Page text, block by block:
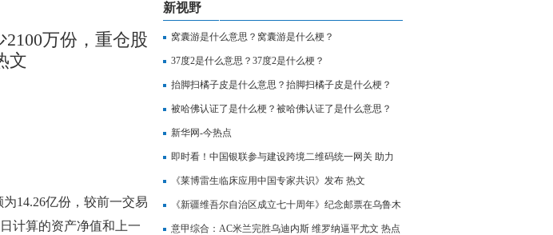
万份，重仓股
文
14.26亿份，较前一交易
计算的资产净值和上一
新视野
窝囊游是什么意思？窝囊游是什么梗？
37度2是什么意思？37度2是什么梗？
抬脚扫橘子皮是什么意思？抬脚扫橘子皮是什么梗？
热推荐
被哈佛认证了是什么梗？被哈佛认证了是什么意思？
新华网-今热点
即时看！中国银联参与建设跨境二维码统一网关 助力
构建支付互联互通新生态
《莱博雷生临床应用中国专家共识》发布 热文
《新疆维吾尔自治区成立七十周年》纪念邮票在乌鲁木
齐首发
意甲综合：AC米兰完胜乌迪内斯 维罗纳逼平尤文 热点